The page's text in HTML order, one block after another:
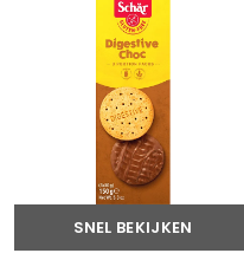
SNEL BEKIJKEN